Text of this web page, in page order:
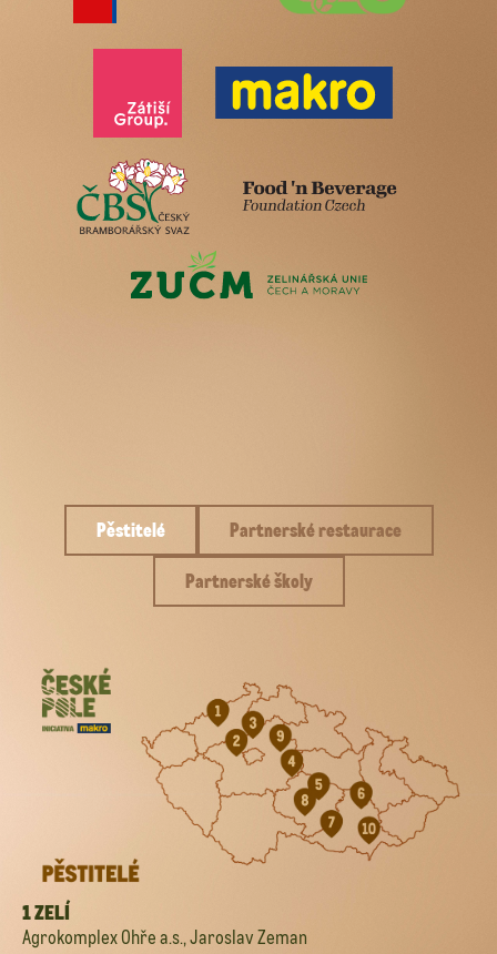
Pěstitelé Partnerské restaurace
Partnerské školy
1 ZELÍ
Agrokomplex Ohře a.s., Jaroslav Zeman